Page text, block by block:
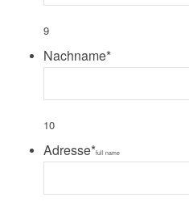
9
Nachname*
10
Adresse*full name